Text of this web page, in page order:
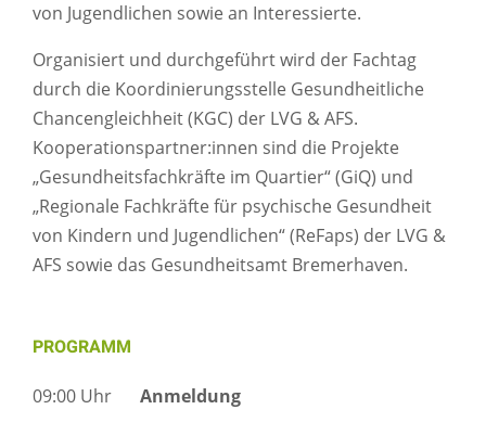
von Jugendlichen sowie an Interessierte.
Organisiert und durchgeführt wird der Fachtag
durch die Koordinierungsstelle Gesundheitliche
Chancengleichheit (KGC) der LVG & AFS.
Kooperationspartner:innen sind die Projekte
„Gesundheitsfachkräfte im Quartier“ (GiQ) und
„Regionale Fachkräfte für psychische Gesundheit
von Kindern und Jugendlichen“ (ReFaps) der LVG &
AFS sowie das Gesundheitsamt Bremerhaven.
PROGRAMM
09:00 Uhr Anmeldung